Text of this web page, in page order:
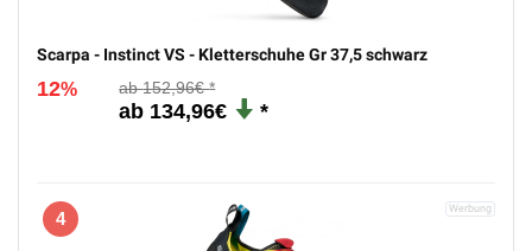
Scarpa - Instinct VS - Kletterschuhe Gr 37,5 schwarz
12% 152,96€
134,96€
4